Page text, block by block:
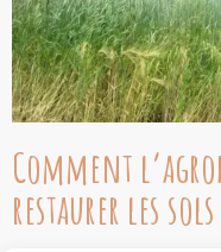
Comment
restaurer les